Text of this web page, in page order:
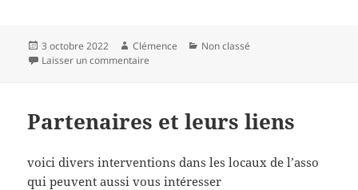
e
o
o
k
itt
er
ai
l a
er
Publié
le
3 octobre 2022 Auteur
Clémence Catégories
Non classé
Laisser un commentaire
Partenaires et leurs liens
voici divers interventions dans les locaux de l’asso
qui peuvent aussi vous intéresser